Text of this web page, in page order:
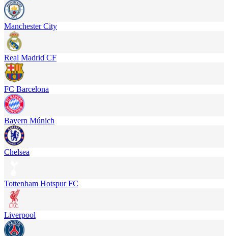
Manchester City
Real Madrid CF
FC Barcelona
Bayern Múnich
Chelsea
Tottenham Hotspur FC
Liverpool